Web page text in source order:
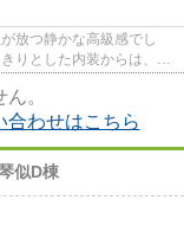
放つ静かな高級感でし
りとした内装からは、新
。
合わせはこちら
似D棟